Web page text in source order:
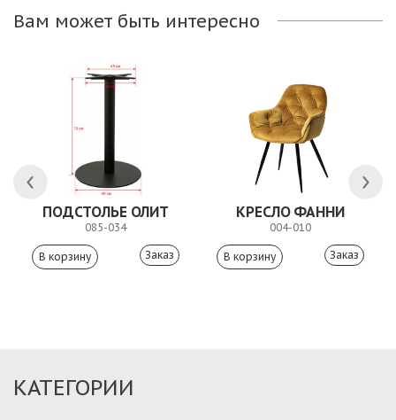
Вам может быть интересно
ПОДСТОЛЬЕ ОЛИТ
085-034
Заказ
КРЕСЛО ФАННИ
004-010
Заказ
КАТЕГОРИИ